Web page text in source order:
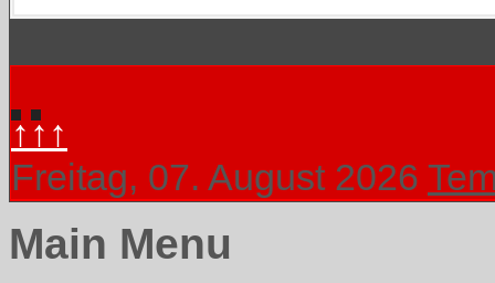
↑↑↑
Freitag, 07. August 2026
Main Menu